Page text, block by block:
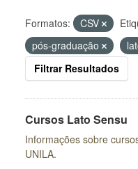
Formatos: CSV
pós-graduação
Filtrar Resultados
Cursos Lato Sensu
Informações sobre
UNILA.